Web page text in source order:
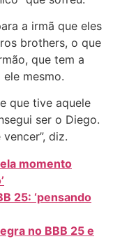
a irmã que eles
brothers, o que
que tem a
ele mesmo.
que tive aquele
ser o Diego.
diz.
momento
25: ‘pensando
no BBB 25 e